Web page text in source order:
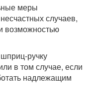
меры
случаев,
возможностью
ручку
в том случае, если
надлежащим